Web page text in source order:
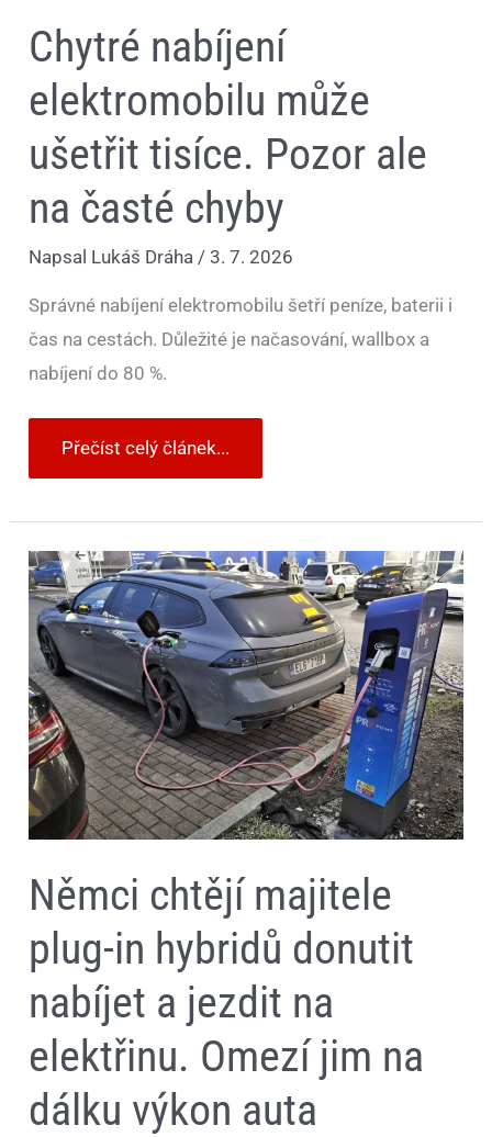
Chytré nabíjení
elektromobilu může
ušetřit tisíce. Pozor ale
na časté chyby
Napsal Lukáš Dráha /3. 7. 2026
Správné nabíjení elektromobilu šetří peníze, baterii i
čas na cestách. Důležité je načasování, wallbox a
nabíjení do 80 %.
Přečíst celý článek...
Němci chtějí majitele
plug-in hybridů donutit
nabíjet a jezdit na
elektřinu. Omezí jim na
dálku výkon auta
Němci
chtějí
majitele
plug-
in
hybridů
donutit
nabíjet
a
jezdit
na
elektřinu.
Omezí
jim
na
dálku
auta